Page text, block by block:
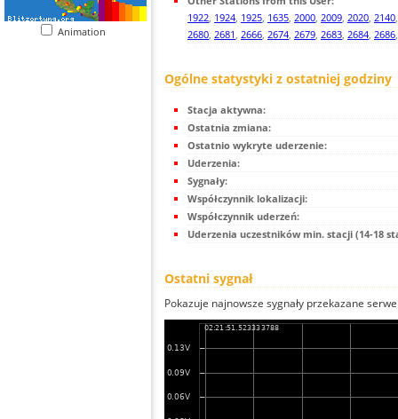
Animation
1922, 1924, 1925, 1635, 2000, 2009, 2020, 2140
2680, 2681, 2666, 2674, 2679, 2683, 2684, 2686
Ogólne statystyki z ostatniej godziny
Stacja aktywna:
Ostatnia zmiana:
Ostatnio wykryte uderzenie:
Uderzenia:
Sygnały:
Współczynnik lokalizacji:
Współczynnik uderzeń:
Uderzenia uczestników min. stacji (14-18
Ostatni sygnał
Pokazuje najnowsze sygnały przekazane